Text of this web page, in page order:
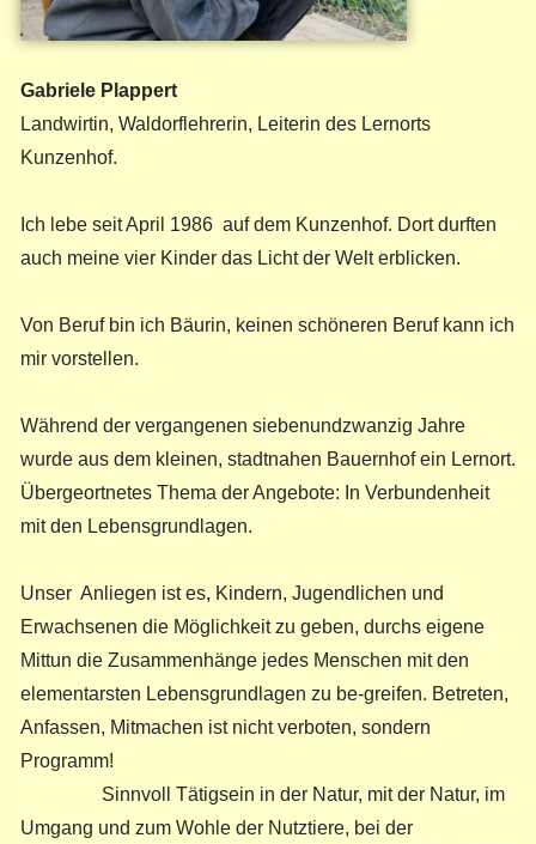
Gabriele Plappert
Landwirtin, Waldorflehrerin, Leiterin des Lernorts
Kunzenhof.
Ich lebe seit April 1986 auf dem Kunzenhof. Dort durften
auch meine vier Kinder das Licht der Welt erblicken.
Von Beruf bin ich Bäurin, keinen schöneren Beruf kann ich
mir vorstellen.
Während der vergangenen siebenundzwanzig Jahre
wurde aus dem kleinen, stadtnahen Bauernhof ein Lernort.
Übergeortnetes Thema der Angebote: In Verbundenheit
mit den Lebensgrundlagen.
Unser Anliegen ist es, Kindern, Jugendlichen und
Erwachsenen die Möglichkeit zu geben, durchs eigene
Mittun die Zusammenhänge jedes Menschen mit den
elementarsten Lebensgrundlagen zu be-greifen. Betreten,
Anfassen, Mitmachen ist nicht verboten, sondern
Programm!
Sinnvoll Tätigsein in der Natur, mit der Natur, im
Umgang und zum Wohle der Nutztiere, bei der